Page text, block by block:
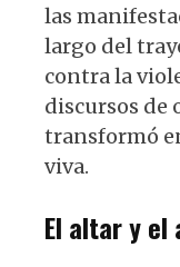
las
largo del
contra la
discursos de
transformó
viva.
El altar y el